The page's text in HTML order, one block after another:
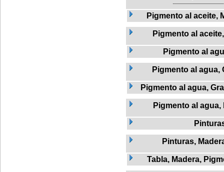
Pigmento al aceite,
Pigmento al
Pigmento al
Pigmento al agua,
Pigmento al agua,
Pigmento al agua,
Pinturas,
Tabla, Madera,